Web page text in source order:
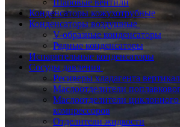
Шаровые вентили
Конденсаторы кожухотрубные
Конденсаторы воздушные
V-образные конденсаторы
Рядные конденсаторы
Испарительные конденсаторы
Сосуды давления
Ресиверы хладагента
Маслоотделители
Маслоотделители
компрессоров
Отделители жидкости